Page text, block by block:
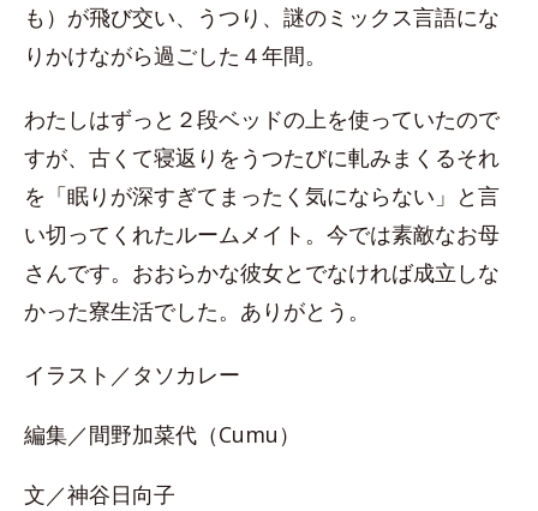
も）が飛び交い、うつり、謎のミックス言語にな
りかけながら過ごした４年間。
わたしはずっと２段ベッドの上を使っていたので
すが、古くて寝返りをうつたびに軋みまくるそれ
を「眠りが深すぎてまったく気にならない」と言
い切ってくれたルームメイト。今では素敵なお母
さんです。おおらかな彼女とでなければ成立しな
かった寮生活でした。ありがとう。
イラスト／タソカレー
編集／間野加菜代（Cumu）
文／神谷日向子